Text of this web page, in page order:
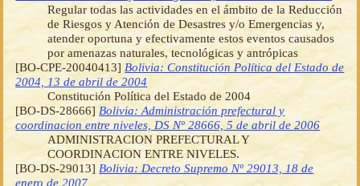
Regular todas las actividades en el ámbito de la Reducción
de Riesgos y Atención de Desastres y/o Emergencias y,
atender oportuna y efectivamente estos eventos causados
por amenazas naturales, tecnológicas y antrópicas
[BO-CPE-20040413] Bolivia: Constitución Política del Estado de
2004, 13 de abril de 2004
Constitución Política del Estado de 2004
[BO-DS-28666] Bolivia: Administración prefectural y
coordinacion entre niveles, DS Nº 28666, 5 de abril de 2006
ADMINISTRACION PREFECTURAL Y
COORDINACION ENTRE NIVELES.
[BO-DS-29013] Bolivia: Decreto Supremo Nº 29013, 18 de
enero de 2007